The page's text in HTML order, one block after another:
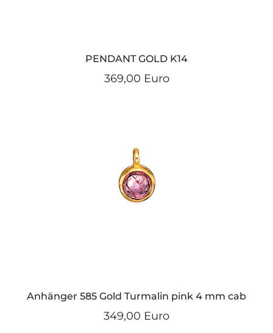
PENDANT GOLD K14
369,00 Euro
Anhänger 585 Gold Turmalin pink 4 mm cab
349,00 Euro